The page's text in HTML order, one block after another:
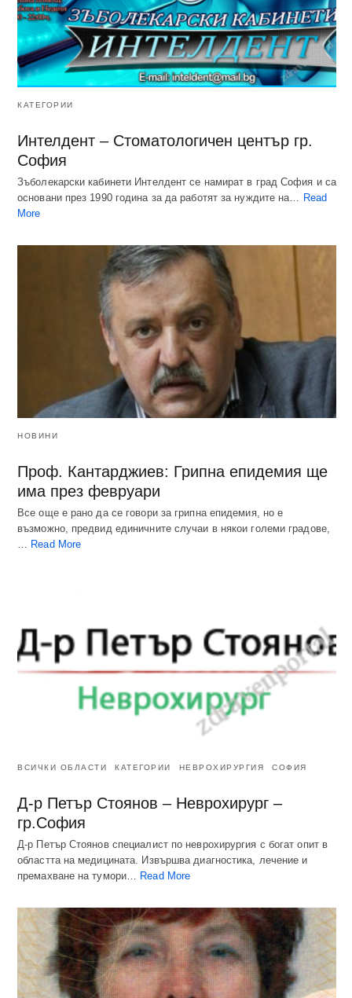
КАТЕГОРИИ
Интелдент – Стоматологичен център гр.
София
Зъболекарски кабинети Интелдент се намират в град София и са
основани през 1990 година за да работят за нуждите на… Read
More
НОВИНИ
Проф. Кантарджиев: Грипна епидемия ще
има през февруари
Все още е рано да се говори за грипна епидемия, но е
възможно, предвид единичните случаи в някои големи градове,
… Read More
ВСИЧКИ ОБЛАСТИ КАТЕГОРИИ НЕВРОХИРУРГИЯ СОФИЯ
Д-р Петър Стоянов – Неврохирург –
гр.София
Д-р Петър Стоянов специалист по неврохирургия с богат опит в
областта на медицината. Извършва диагностика, лечение и
премахване на тумори…
Read More